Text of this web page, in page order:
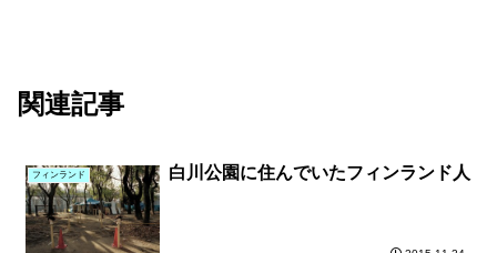
関連記事
フィンランド 白川公園に住んでいたフィンランド人